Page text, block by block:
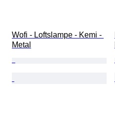
Wofi - Loftslampe - Kemi -
Metal